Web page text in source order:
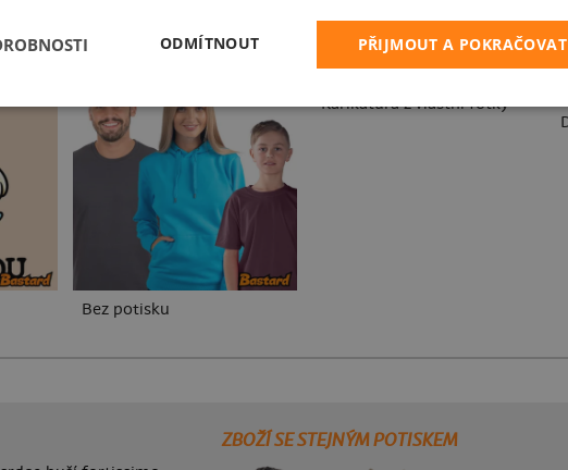
Bez potisku
Karikatura z vlastní fotky
ZBOŽÍ SE STEJNÝM POTISKEM
PŘIJMOUT A POKRAČOVAT
ODMÍTNOUT